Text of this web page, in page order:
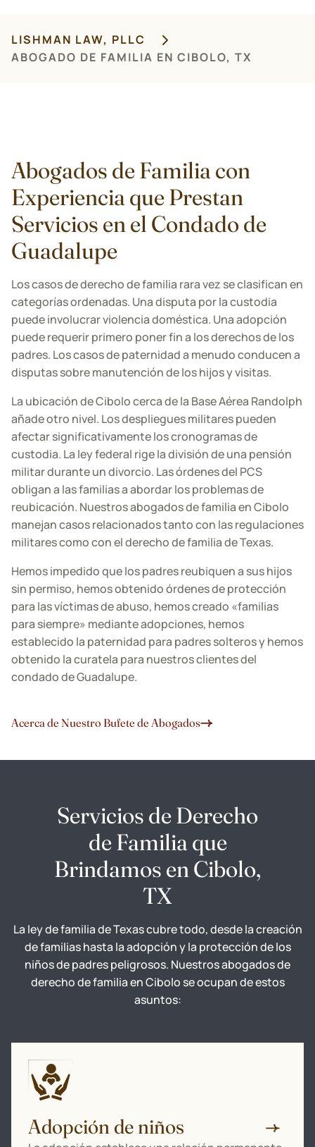
LISHMAN LAW, PLLC
ABOGADO DE FAMILIA EN CIBOLO, TX
Abogados de Familia con
Experiencia que Prestan
Servicios en el Condado de
Guadalupe
Los casos de derecho de familia rara vez se clasifican en
categorías ordenadas. Una disputa por la custodia
puede involucrar violencia doméstica. Una adopción
puede requerir primero poner fin a los derechos de los
padres. Los casos de paternidad a menudo conducen a
disputas sobre manutención de los hijos y visitas.
La ubicación de Cibolo cerca de la Base Aérea Randolph
añade otro nivel. Los despliegues militares pueden
afectar significativamente los cronogramas de
custodia. La ley federal rige la división de una pensión
militar durante un divorcio. Las órdenes del PCS
obligan a las familias a abordar los problemas de
reubicación. Nuestros abogados de familia en Cibolo
manejan casos relacionados tanto con las regulaciones
militares como con el derecho de familia de Texas.
Hemos impedido que los padres reubiquen a sus hijos
sin permiso, hemos obtenido órdenes de protección
para las víctimas de abuso, hemos creado «familias
para siempre» mediante adopciones, hemos
establecido la paternidad para padres solteros y hemos
obtenido la curatela para nuestros clientes del
condado de Guadalupe.
Acerca de Nuestro Bufete de Abogados
Servicios de Derecho
de Familia que
Brindamos en Cibolo,
TX
La ley de familia de Texas cubre todo, desde la creación
de familias hasta la adopción y la protección de los
niños de padres peligrosos. Nuestros abogados de
derecho de familia en Cibolo se ocupan de estos
asuntos:
Adopción de niños